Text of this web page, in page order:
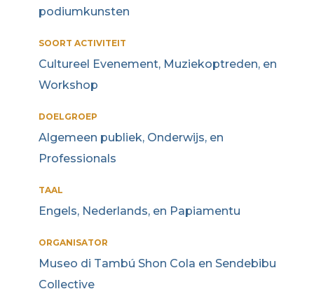
podiumkunsten
SOORT ACTIVITEIT
Cultureel Evenement, Muziekoptreden, en
Workshop
DOELGROEP
Algemeen publiek, Onderwijs, en
Professionals
TAAL
Engels, Nederlands, en Papiamentu
ORGANISATOR
Museo di Tambú Shon Cola en Sendebibu
Collective